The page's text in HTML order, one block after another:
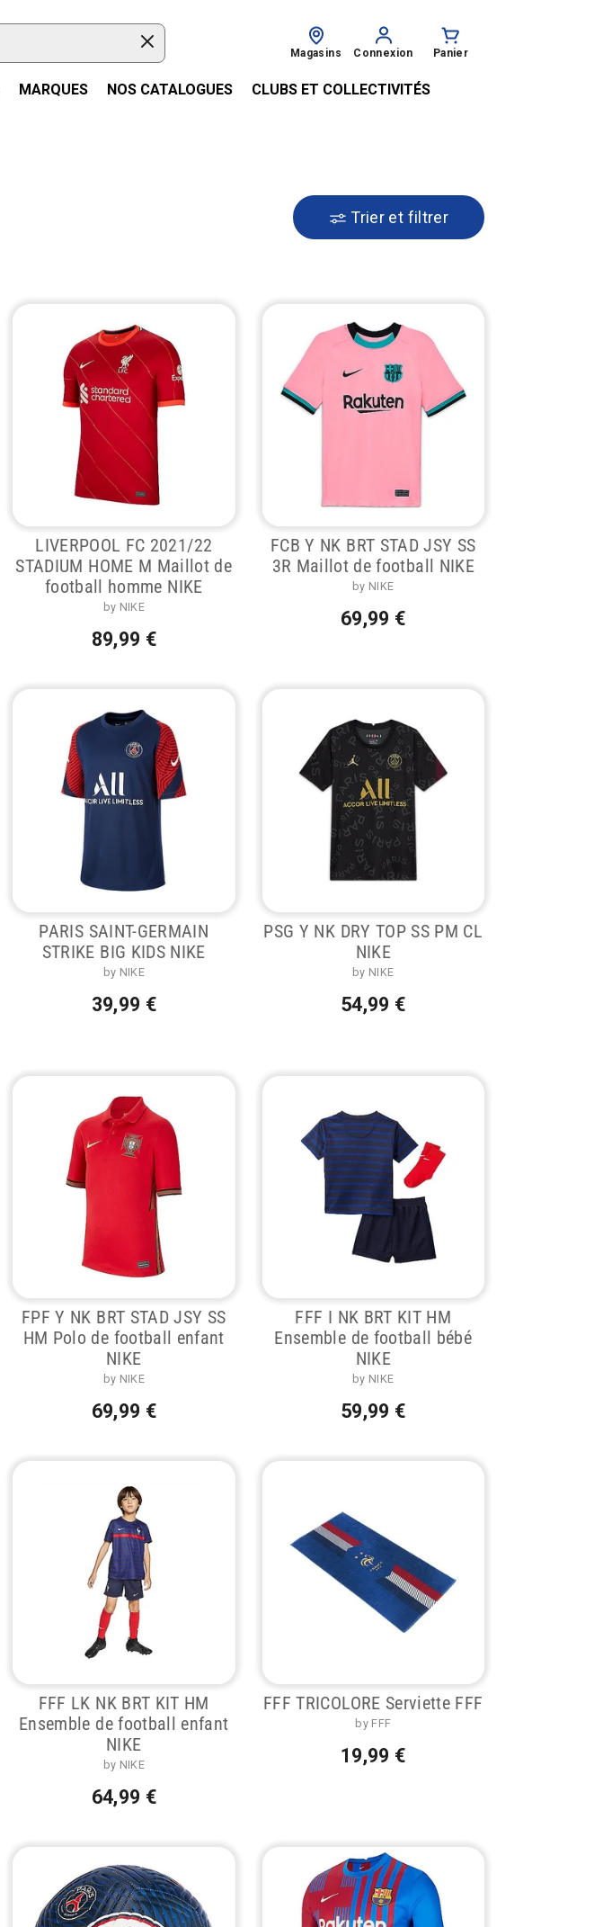
Magasins Connexion Panier
MARQUES NOS CATALOGUES CLUBS ET COLLECTIVITÉS
Trier et filtrer
LIVERPOOL FC 2021/22
STADIUM HOME M Maillot de
football homme NIKE
by NIKE
89,99 €
FCB Y NK BRT STAD JSY SS
3R Maillot de football NIKE
by NIKE
69,99 €
PARIS SAINT-GERMAIN
STRIKE BIG KIDS NIKE
by NIKE
39,99 €
PSG Y NK DRY TOP SS PM CL
NIKE
by NIKE
54,99 €
FPF Y NK BRT STAD JSY SS
HM Polo de football enfant
NIKE
by NIKE
69,99 €
FFF I NK BRT KIT HM
Ensemble de football bébé
NIKE
by NIKE
59,99 €
FFF LK NK BRT KIT HM
Ensemble de football enfant
NIKE
by NIKE
64,99 €
FFF TRICOLORE Serviette FFF
by FFF
19,99 €